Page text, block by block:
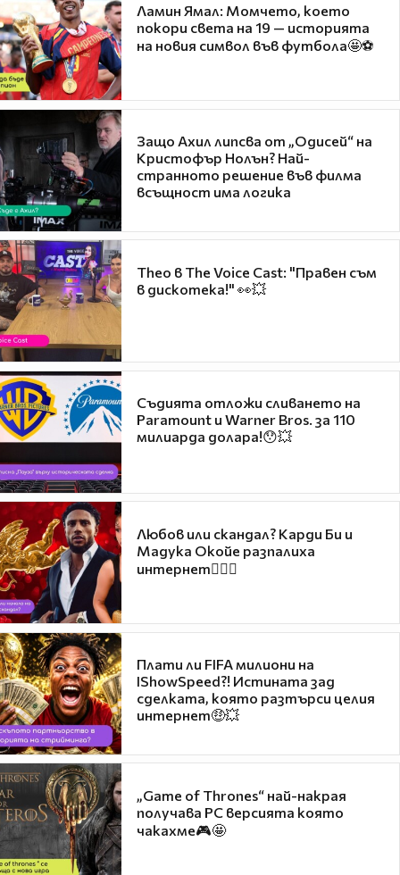
Ламин Ямал: Момчето, което
покори света на 19 — историята
на новия символ във футбола🤩⚽
Защо Ахил липсва от „Одисей“ на
Кристофър Нолън? Най-
странното решение във филма
всъщност има логика
Theo в The Voice Cast: "Правен съм
в дискотека!" 👀💥
Съдията отложи сливането на
Paramount и Warner Bros. за 110
милиарда долара!😯💥
Любов или скандал? Карди Би и
Мадука Окойе разпалиха
интернет❤️‍🔥🔥
Плати ли FIFA милиони на
IShowSpeed?! Истината зад
сделката, която разтърси целия
интернет🤑💥
„Game of Thrones“ най-накрая
получава PC версията която
чакахме🎮🤩